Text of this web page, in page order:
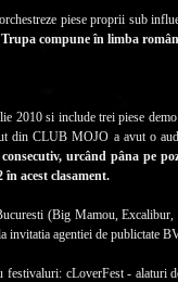
piese proprii sub
compune în limba
2010 si include trei piese
din CLUB MOJO a avut o
urcând pâna pe
acest clasament.
(Big Mamou,
invitatia agentiei de publictate
cLoverFest - alaturi